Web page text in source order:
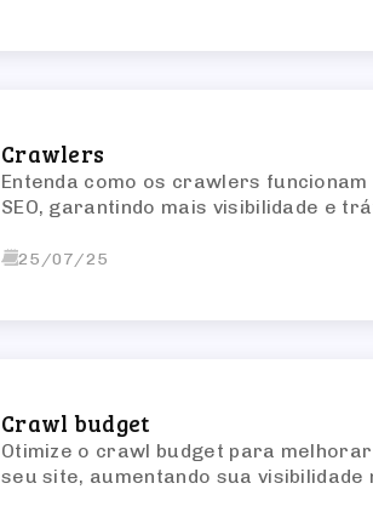
Crawlers
Entenda como os crawlers
SEO, garantindo mais visibilidade e
25/07/25
Crawl budget
Otimize o crawl budget para
seu site, aumentando sua visibilidade